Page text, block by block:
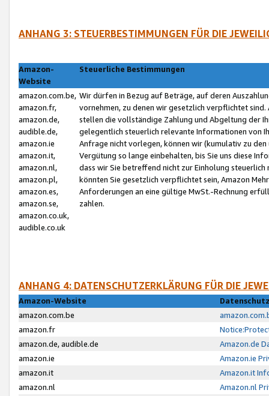
ANHANG 3: STEUERBESTIMMUNGEN FÜR DIE
Amazon-
Website
Steuerliche Bestimmungen
amazon.com.be,
amazon.fr,
amazon.de,
audible.de,
amazon.ie
amazon.it,
amazon.nl,
amazon.pl,
amazon.es,
amazon.se,
amazon.co.uk,
audible.co.uk
Wir dürfen in Bezug auf Beträge, auf deren
vornehmen, zu denen wir gesetzlich verpflichtet
stellen die vollständige Zahlung und Abgeltung der
gelegentlich steuerlich relevante Informationen von
Anfrage nicht vorlegen, können wir (kumulativ zu
Vergütung so lange einbehalten, bis Sie uns diese
dass wir Sie betreffend nicht zur Einholung
könnten Sie gesetzlich verpflichtet sein, Amazon
Anforderungen an eine gültige MwSt.-Rechnung
zahlen.
ANHANG 4: DATENSCHUTZERKLÄRUNG FÜR DIE
Amazon-Website
amazon.com.be
amazon.fr
amazon.de, audible.de
Amazon.de
amazon.ie
Amazon.ie
amazon.it
Amazon.it
amazon.nl
Amazon.nl